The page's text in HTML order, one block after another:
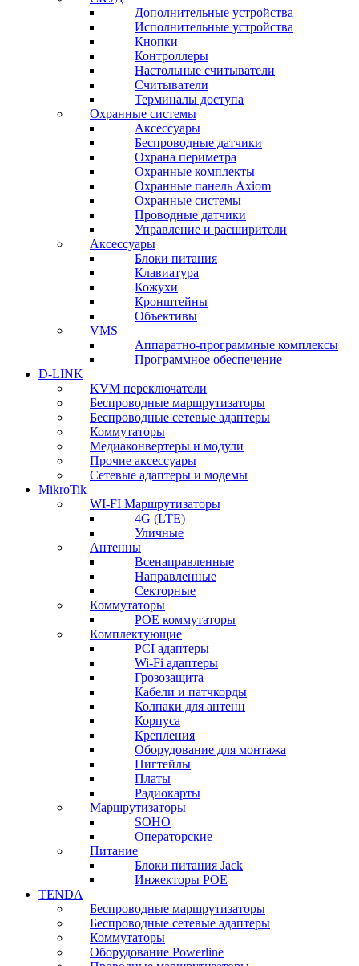
Дополнительные устройства
Исполнительные устройства
Кнопки
Контроллеры
Настольные считыватели
Считыватели
Терминалы доступа
Охранные системы
Аксессуары
Беспроводные датчики
Охрана периметра
Охранные комплекты
Охранные панель Axiom
Охранные системы
Проводные датчики
Управление и расширители
Аксессуары
Блоки питания
Клавиатура
Кожухи
Кронштейны
Объективы
VMS
Аппаратно-программные комплексы
Программное обеспечение
D-LINK
KVM переключатели
Беспроводные маршрутизаторы
Беспроводные сетевые адаптеры
Коммутаторы
Медиаконвертеры и модули
Прочие аксессуары
Сетевые адаптеры и модемы
MikroTik
WI-FI Маршрутизаторы
4G (LTE)
Уличные
Антенны
Всенаправленные
Направленные
Секторные
Коммутаторы
POE коммутаторы
Комплектующие
PCI адаптеры
Wi-Fi адаптеры
Грозозащита
Кабели и патчкорды
Колпаки для антенн
Корпуса
Крепления
Оборудование для монтажа
Пигтейлы
Платы
Радиокарты
Маршрутизаторы
SOHO
Операторские
Питание
Блоки питания Jack
Инжекторы POE
TENDA
Беспроводные маршрутизаторы
Беспроводные сетевые адаптеры
Коммутаторы
Оборудование Powerline